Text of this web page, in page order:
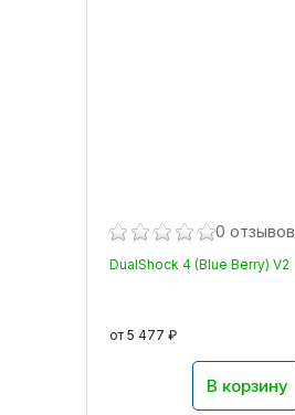
0 отзывов
DualShock 4 (Blue Berry) V2
от 5 477 ₽
В корзину